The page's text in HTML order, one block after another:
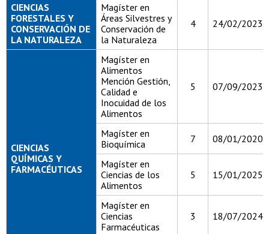
CIENCIAS
FORESTALES Y
CONSERVACIÓN DE
LA NATURALEZA
Magíster en
Áreas Silvestres y
Conservación de
la Naturaleza
4 24/02/2023
CIENCIAS
QUÍMICAS Y
FARMACÉUTICAS
Magíster en
Alimentos
Mención Gestión,
Calidad e
Inocuidad de los
Alimentos
5 07/09/2023
Magíster en
Bioquímica
7 08/01/2020
Magíster en
Ciencias de los
Alimentos
5 15/01/2025
Magíster en
Ciencias
Farmacéuticas
3 18/07/2024